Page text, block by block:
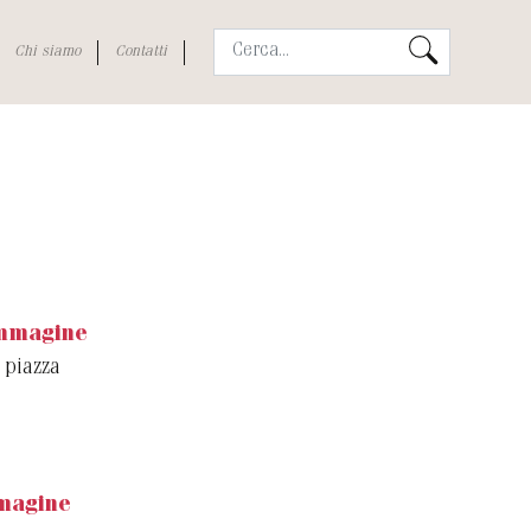
Chi siamo Contatti